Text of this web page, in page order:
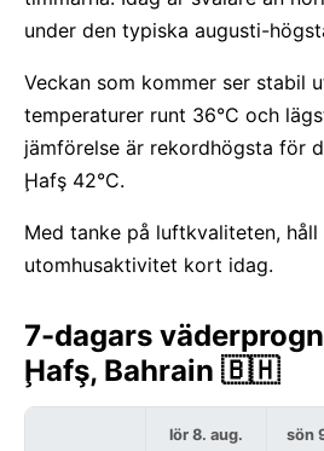
under den typiska augusti-
Veckan som kommer ser stabil
temperaturer runt 36°C och
jämförelse är rekordhögsta för
Ḩafş 42°C.
Med tanke på luftkvaliteten, håll
utomhusaktivitet kort idag.
7-dagars
Ḩafş, Bahrain 🇧🇭
lör 8. aug. sön